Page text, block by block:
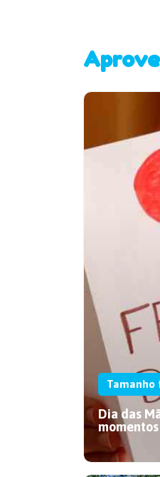
Tamanho
Dia das